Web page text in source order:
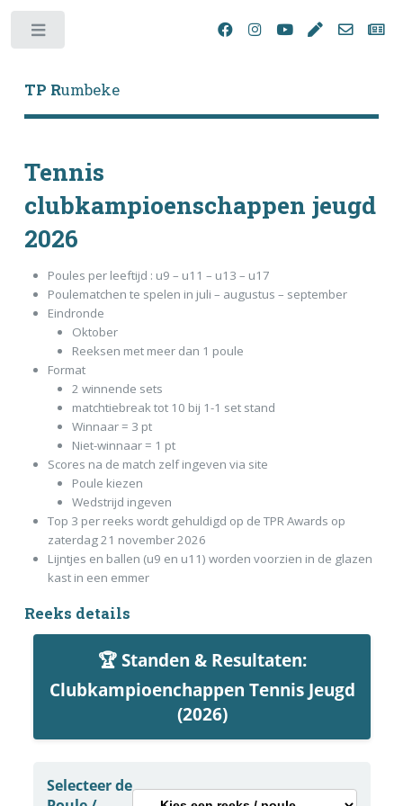
TP Rumbeke
Tennis
clubkampioenschappen jeugd
2026
Poules per leeftijd : u9 – u11 – u13 – u17
Poulematchen te spelen in juli – augustus – september
Eindronde
Oktober
Reeksen met meer dan 1 poule
Format
2 winnende sets
matchtiebreak tot 10 bij 1-1 set stand
Winnaar = 3 pt
Niet-winnaar = 1 pt
Scores na de match zelf ingeven via site
Poule kiezen
Wedstrijd ingeven
Top 3 per reeks wordt gehuldigd op de TPR Awards op
zaterdag 21 november 2026
Lijntjes en ballen (u9 en u11) worden voorzien in de glazen
kast in een emmer
Reeks details